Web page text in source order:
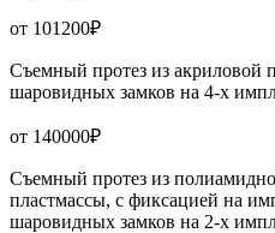
от 101200₽
Съемный протез из акриловой
шаровидных замков на 4-х
от 140000₽
Съемный протез из
пластмассы, с фиксацией на
шаровидных замков на 2-х